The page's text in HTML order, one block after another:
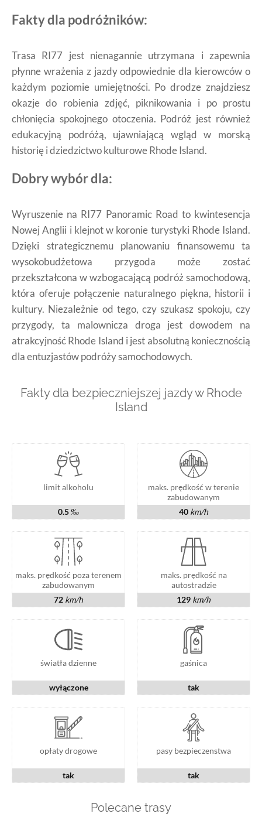
Fakty dla podróżników:
Trasa RI77 jest nienagannie utrzymana i zapewnia
płynne wrażenia z jazdy odpowiednie dla kierowców o
każdym poziomie umiejętności. Po drodze znajdziesz
okazje do robienia zdjęć, piknikowania i po prostu
chłonięcia spokojnego otoczenia. Podróż jest również
edukacyjną podróżą, ujawniającą wgląd w morską
historię i dziedzictwo kulturowe Rhode Island.
Dobry wybór dla:
Wyruszenie na RI77 Panoramic Road to kwintesencja
Nowej Anglii i klejnot w koronie turystyki Rhode Island.
Dzięki strategicznemu planowaniu finansowemu ta
wysokobudżetowa przygoda może zostać
przekształcona w wzbogacającą podróż samochodową,
która oferuje połączenie naturalnego piękna, historii i
kultury. Niezależnie od tego, czy szukasz spokoju, czy
przygody, ta malownicza droga jest dowodem na
atrakcyjność Rhode Island i jest absolutną koniecznością
dla entuzjastów podróży samochodowych.
Fakty dla bezpieczniejszej jazdy w Rhode
Island
limit alkoholu
0.5‰
maks. prędkość w terenie
zabudowanym
40 km/h
maks. prędkość poza terenem
zabudowanym
72 km/h
maks. prędkość na
autostradzie
129 km/h
światła dzienne
wyłączone
gaśnica
tak
opłaty drogowe
tak
pasy bezpieczenstwa
tak
Polecane trasy